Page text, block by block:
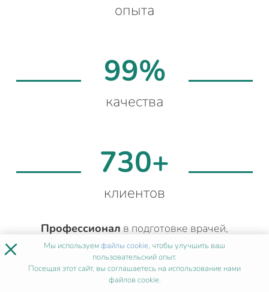
опыта
99%
качества
730+
клиентов
Профессионал в подготовке врачей,
фармацевтов и среднего медперсонала.
Более 4 лет опытаметодической работы.
Составит подходящий учебный планв
соответствии с вашей квалификацией.
× Мы используемфайлы cookie, чтобы улучшить ваш
пользовательский опыт.
Посещая этот сайт, вы соглашаетесь на использование нами
файлов cookie.